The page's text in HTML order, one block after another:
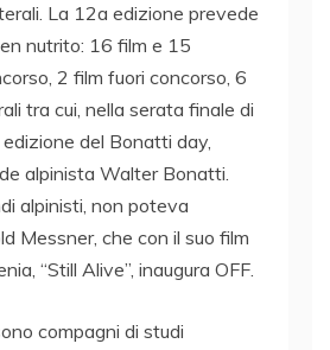
La 12a edizione prevede
nutrito: 16 film e 15
2 film fuori concorso, 6
tra cui, nella serata finale di
del Bonatti day,
alpinista Walter Bonatti.
alpinisti, non poteva
Messner, che con il suo film
“Still Alive”, inaugura OFF.
compagni di studi